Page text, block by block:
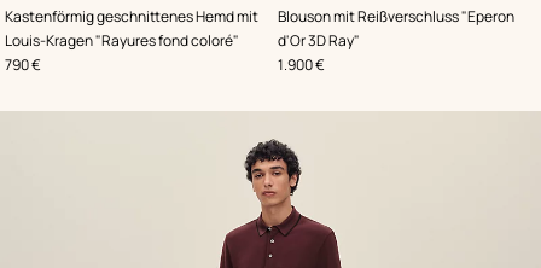
Kastenförmig geschnittenes Hemd mit
Louis-Kragen "Rayures fond coloré"
,Farbe:
Blau
,Preis
790 €
Blouson mit Reißverschluss "Eperon
d'Or 3D Ray"
,Farbe:
Blau
,Preis
1.900 €